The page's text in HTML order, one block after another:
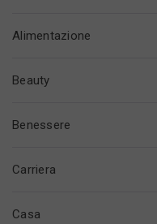
Alimentazione
Beauty
Benessere
Carriera
Casa